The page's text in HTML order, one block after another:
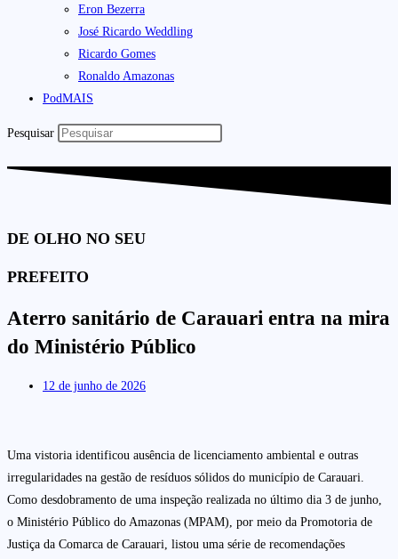
Eron Bezerra
José Ricardo Weddling
Ricardo Gomes
Ronaldo Amazonas
PodMAIS
Pesquisar
DE OLHO NO SEU
PREFEITO
Aterro sanitário de Carauari entra na mira
do Ministério Público
12 de junho de 2026
Uma vistoria identificou ausência de licenciamento ambiental e outras
irregularidades na gestão de resíduos sólidos do município de Carauari.
Como desdobramento de uma inspeção realizada no último dia 3 de junho,
o Ministério Público do Amazonas (MPAM), por meio da Promotoria de
Justiça da Comarca de Carauari, listou uma série de recomendações